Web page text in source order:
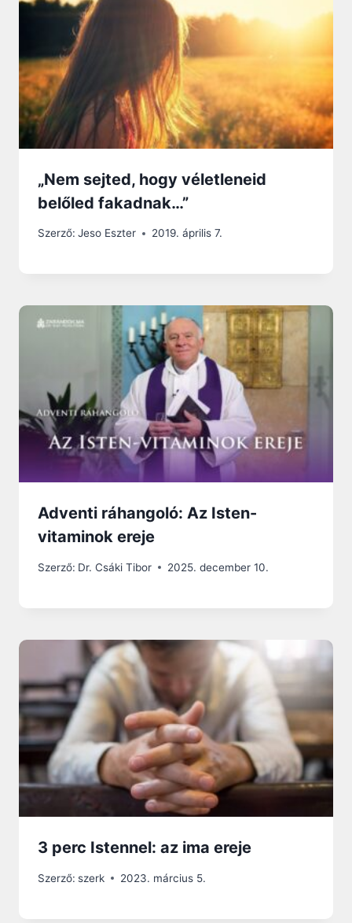
„Nem sejted, hogy véletleneid
belőled fakadnak…”
Szerző: Jeso Eszter 2019. április 7.
Adventi ráhangoló: Az Isten-
vitaminok ereje
Szerző: Dr. Csáki Tibor 2025. december 10.
3 perc Istennel: az ima ereje
Szerző: szerk 2023. március 5.